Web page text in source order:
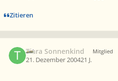
Zitieren
Tiara Sonnenkind Mitglied
21. Dezember 200421 J.